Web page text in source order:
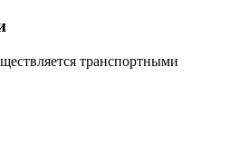
транспортными